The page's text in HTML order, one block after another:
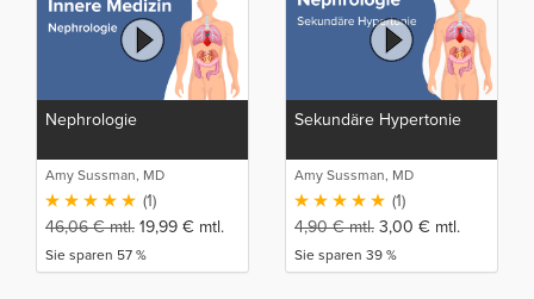
Nephrologie
Amy Sussman, MD
(1)
46,06€mtl. 19,99 € mtl.
Sie sparen 57 %
Sekundäre Hypertonie
Amy Sussman, MD
(1)
4,90€mtl. 3,00 € mtl.
Sie sparen 39 %